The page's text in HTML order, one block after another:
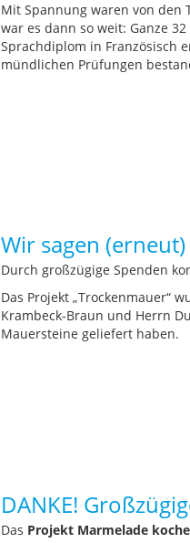
Mit Spannung waren von den
war es dann so weit: Ganze
Sprachdiplom in Französisch
mündlichen Prüfungen
Wir sagen (erneut)
Durch großzügige Spenden
Das Projekt „Trockenmauer“
Krambeck-Braun und Herrn
Mauersteine geliefert haben.
DANKE!
Das Projekt Marmelade